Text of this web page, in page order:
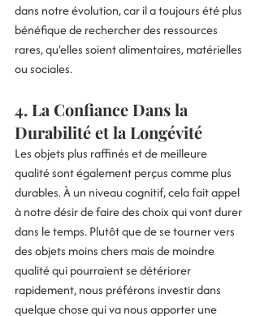
dans notre évolution, car il a toujours été plus
bénéfique de rechercher des ressources
rares, qu'elles soient alimentaires, matérielles
ou sociales.
4. La Confiance Dans la
Durabilité et la Longévité
Les objets plus raffinés et de meilleure
qualité sont également perçus comme plus
durables. À un niveau cognitif, cela fait appel
à notre désir de faire des choix qui vont durer
dans le temps. Plutôt que de se tourner vers
des objets moins chers mais de moindre
qualité qui pourraient se détériorer
rapidement, nous préférons investir dans
quelque chose qui va nous apporter une